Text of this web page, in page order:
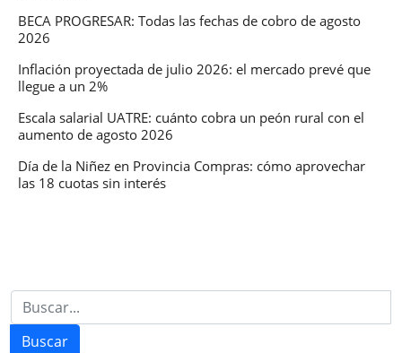
creatividad
BECA PROGRESAR: Todas las fechas de cobro de agosto
2026
Inflación proyectada de julio 2026: el mercado prevé que
llegue a un 2%
Escala salarial UATRE: cuánto cobra un peón rural con el
aumento de agosto 2026
Día de la Niñez en Provincia Compras: cómo aprovechar
las 18 cuotas sin interés
Buscar